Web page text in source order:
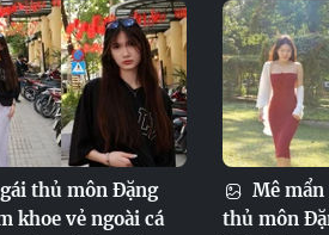
thủ môn Đặng
khoe vẻ ngoài cá
Mê
thủ môn